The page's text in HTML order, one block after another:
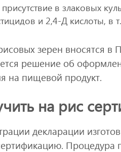
в злаковых
и 2,4-Д кислоты, в
зерен вносятся
решение об
на пищевой продукт.
на рис
декларации
Процедура